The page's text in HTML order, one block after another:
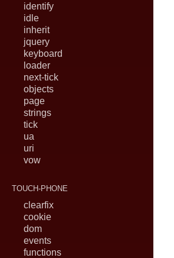
identify
idle
inherit
jquery
keyboard
loader
next-tick
objects
page
strings
tick
ua
uri
vow
TOUCH-PHONE
clearfix
cookie
dom
events
functions